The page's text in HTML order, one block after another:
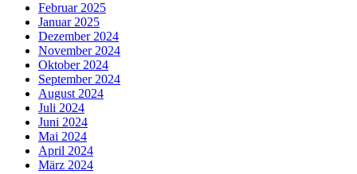
Februar 2025
Januar 2025
Dezember 2024
November 2024
Oktober 2024
September 2024
August 2024
Juli 2024
Juni 2024
Mai 2024
April 2024
März 2024